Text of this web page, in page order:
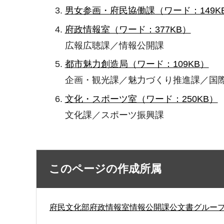
男女参画・府民協働課（ワード：149KB
府政情報室（ワード：377KB）
広報広聴課／情報公開課
都市魅力創造局（ワード：109KB）
企画・観光課／魅力づくり推進課／国
文化・スポーツ室（ワード：250KB）
文化課／スポーツ振興課
このページの作成所属
府民文化部府政情報室情報公開課公文書グルー